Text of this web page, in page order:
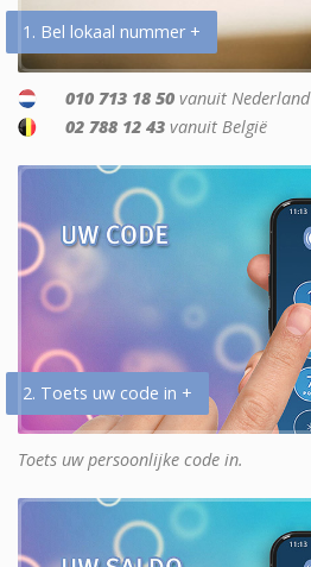
1. Bel lokaal nummer +
010 713 18 50 vanuit Nederland
02 788 12 43 vanuit België
2. Toets uw code in +
Toets uw persoonlijke code in.